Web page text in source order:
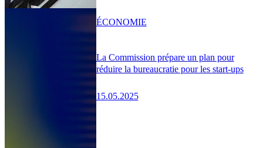
La Commission prépare un plan pour
réduire la bureaucratie pour les start-ups
15.05.2025
ÉCONOMIE